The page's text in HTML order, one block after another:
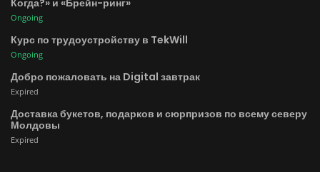
Ongoing
Курс по трудоустройству в TekWill
Ongoing
Добро пожаловать на Digital завтрак
Expired
Доставка букетов, подарков и сюрпризов по всему северу
Молдовы
Expired